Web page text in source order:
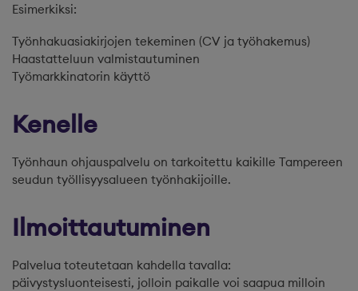
Esimerkiksi:
Työnhakuasiakirjojen tekeminen (CV ja työhakemus)
Haastatteluun valmistautuminen
Työmarkkinatorin käyttö
Kenelle
Työnhaun ohjauspalvelu on tarkoitettu kaikille Tampereen
seudun työllisyysalueen työnhakijoille.
Ilmoittautuminen
Palvelua toteutetaan kahdella tavalla:
päivystysluonteisesti, jolloin paikalle voi saapua milloin